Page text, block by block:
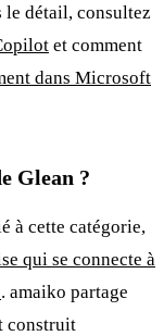
le détail, consultez
et comment
dans Microsoft
Glean ?
à cette catégorie,
qui se connecte à
. amaiko partage
construit